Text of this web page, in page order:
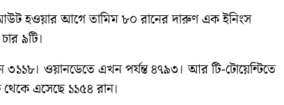
আউট হওয়ার আগে তামিম ৮০ রানের দারুণ এক ইনিংস
৯টি।
৩১১৮। ওয়ানডেতে এখন পর্যন্ত ৪৭৯৩। আর টি-টোয়েন্টিতে
থেকে এসেছে ১১৫৪ রান।